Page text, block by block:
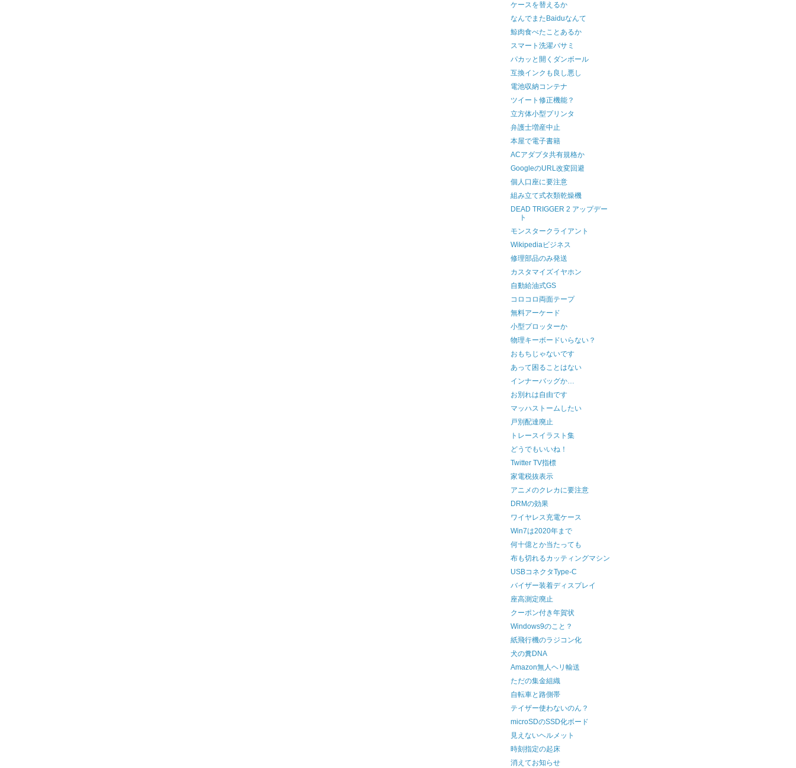
ケースを替えるか
なんでまたBaiduなんて
鯨肉食べたことあるか
スマート洗濯バサミ
パカッと開くダンボール
互換インクも良し悪し
電池収納コンテナ
ツイート修正機能？
立方体小型プリンタ
弁護士増産中止
本屋で電子書籍
ACアダプタ共有規格か
GoogleのURL改変回避
個人口座に要注意
組み立て式衣類乾燥機
DEAD TRIGGER 2 アップデー
ト
モンスタークライアント
Wikipediaビジネス
修理部品のみ発送
カスタマイズイヤホン
自動給油式GS
コロコロ両面テープ
無料アーケード
小型プロッターか
物理キーボードいらない？
おもちじゃないです
あって困ることはない
インナーバッグか…
お別れは自由です
マッハストームしたい
戸別配達廃止
トレースイラスト集
どうでもいいね！
Twitter TV指標
家電税抜表示
アニメのクレカに要注意
DRMの効果
ワイヤレス充電ケース
Win7は2020年まで
何十億とか当たっても
布も切れるカッティングマシン
USBコネクタType-C
バイザー装着ディスプレイ
座高測定廃止
クーポン付き年賀状
Windows9のこと？
紙飛行機のラジコン化
犬の糞DNA
Amazon無人ヘリ輸送
ただの集金組織
自転車と路側帯
テイザー使わないのん？
microSDのSSD化ボード
見えないヘルメット
時刻指定の起床
消えてお知らせ